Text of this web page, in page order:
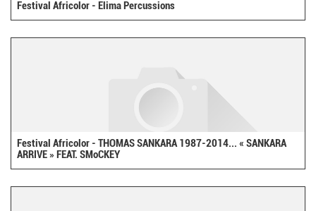
Festival Africolor - Elima Percussions
Festival Africolor - THOMAS SANKARA 1987-2014... « SANKARA
ARRIVE » FEAT. SMoCKEY